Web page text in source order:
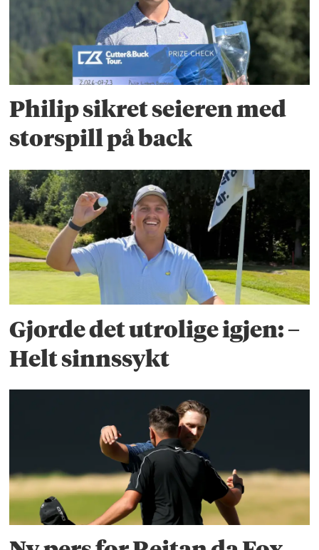
Philip sikret seieren med
storspill på back
Gjorde det utrolige igjen: –
Helt sinnssykt